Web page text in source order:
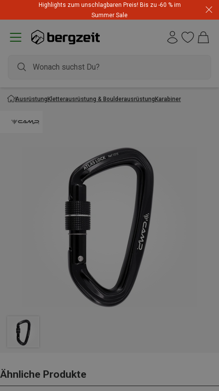
Highlights zum unschlagbaren Preis! Bis zu -60 % im
Summer Sale
AusrüstungKletterausrüstung & BoulderausrüstungKarabiner
Ähnliche Produkte